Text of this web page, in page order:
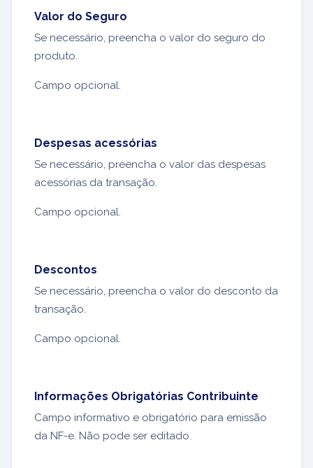
Valor do Seguro
Se necessário, preencha o valor do seguro do
produto.
Campo opcional.
Despesas acessórias
Se necessário, preencha o valor das despesas
acessórias da transação.
Campo opcional.
Descontos
Se necessário, preencha o valor do desconto da
transação.
Campo opcional.
Informações Obrigatórias Contribuinte
Campo informativo e obrigatório para emissão
da NF-e. Não pode ser editado.